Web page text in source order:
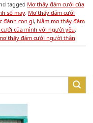
tagged Mơ thấy đám cưới của
số may, Mơ thấy đám cưới
đánh con gì, Nằm mơ thấy đám
của mình với người yêu,
thấy đám cưới người thân.